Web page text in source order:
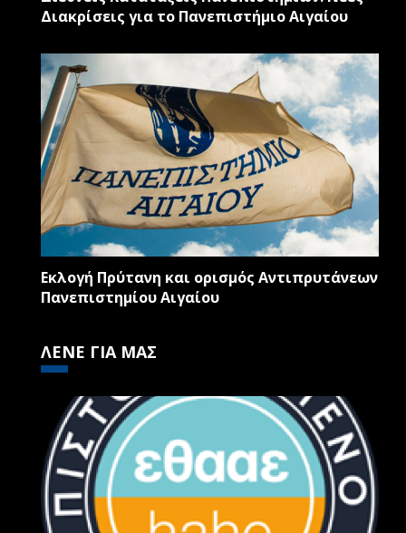
Διακρίσεις για το Πανεπιστήμιο Αιγαίου
Εκλογή Πρύτανη και ορισμός Αντιπρυτάνεων
Πανεπιστημίου Αιγαίου
ΛΕΝΕ ΓΙΑ ΜΑΣ